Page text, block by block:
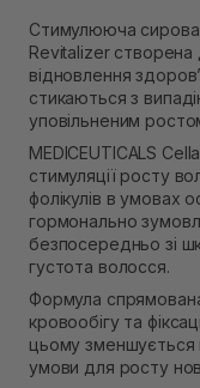
В наявності
Самовивіз м.
Екватор)
В наявності
Стимулююча
Revitalizer створена
відновлення
стикаються з
уповільненим
MEDICEUTICALS
стимуляції росту
фолікулів в умовах
гормонально
безпосередньо зі
густота волосся.
Формула
кровообігу та
цьому зменшується
умови для росту